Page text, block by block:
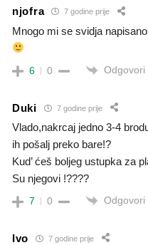
njofra 7 godine prije
Mnogo mi se svidja
6 0 Odgovori
Duki 7 godine prije
Vlado,nakrcaj jedno 3-4
ih pošalj preko bare!?
Kud’ ćeš boljeg ustupka za
Su njegovi !????
7 0 Odgovori
Ivo 7 godine prije